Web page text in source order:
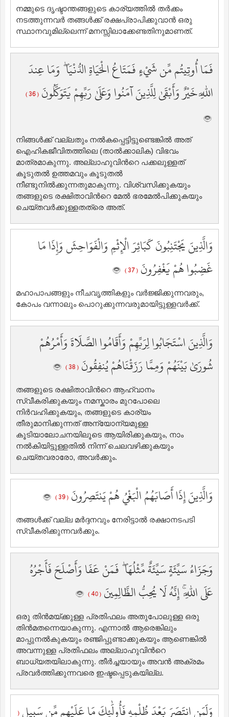
നമ്മുടെ ദൃഷ്ടാന്തങ്ങളുടെ കാര്യത്തില്‍ തര്‍ക്കം
നടത്തുന്നവര്‍ തങ്ങള്‍ക്ക് രക്ഷപ്രാപിക്കുവാന്‍ ഒരു
സ്ഥാനവുമില്ലെന്ന് മനസ്സിലാക്കേണ്ടതിനുമാണത്‌.
فَمَا أُوتِيتُم مِّن شَيْءٍ فَمَتَاعُ الْحَيَاةِ الدُّنْيَا ۖ وَمَا عِندَ
اللَّهِ خَيْرٌ وَأَبْقَىٰ لِلَّذِينَ آمَنُوا وَعَلَىٰ رَبِّهِمْ يَتَوَكَّلُونَ ( 36 )
നിങ്ങള്‍ക്ക് വല്ലതും നല്‍കപ്പെട്ടിട്ടുണ്ടെങ്കില്‍ അത്
ഐഹികജീവിതത്തിലെ (താല്‍ക്കാലിക) വിഭവം
മാത്രമാകുന്നു. അല്ലാഹുവിന്‍റെ പക്കലുള്ളത്
കൂടുതല്‍ ഉത്തമവും കൂടുതല്‍
നീണ്ടുനില്‍ക്കുന്നതുമാകുന്നു. വിശ്വസിക്കുകയും
തങ്ങളുടെ രക്ഷിതാവിന്‍റെ മേല്‍ ഭരമേല്‍പിക്കുകയും
ചെയ്തവര്‍ക്കുള്ളതത്രെ അത്‌.
وَالَّذِينَ يَجْتَنِبُونَ كَبَائِرَ الْإِثْمِ وَالْفَوَاحِشَ وَإِذَا مَا
غَضِبُوا هُمْ يَغْفِرُونَ ( 37 )
മഹാപാപങ്ങളും നീചവൃത്തികളും വര്‍ജ്ജിക്കുന്നവരും,
കോപം വന്നാലും പൊറുക്കുന്നവരുമായിട്ടുള്ളവര്‍ക്ക്‌.
وَالَّذِينَ اسْتَجَابُوا لِرَبِّهِمْ وَأَقَامُوا الصَّلَاةَ وَأَمْرُهُمْ
شُورَىٰ بَيْنَهُمْ وَمِمَّا رَزَقْنَاهُمْ يُنفِقُونَ ( 38 )
തങ്ങളുടെ രക്ഷിതാവിന്‍റെ ആഹ്വാനം
സ്വീകരിക്കുകയും നമസ്കാരം മുറപോലെ
നിര്‍വഹിക്കുകയും, തങ്ങളുടെ കാര്യം
തീരുമാനിക്കുന്നത് അന്യോന്യമുള്ള
കൂടിയാലോചനയിലൂടെ ആയിരിക്കുകയും, നാം
നല്‍കിയിട്ടുള്ളതില്‍ നിന്ന് ചെലവഴിക്കുകയും
ചെയ്തവരാരോ, അവര്‍ക്കും.
وَالَّذِينَ إِذَا أَصَابَهُمُ الْبَغْيُ هُمْ يَنتَصِرُونَ ( 39 )
തങ്ങള്‍ക്ക് വല്ല മര്‍ദ്ദനവും നേരിട്ടാല്‍ രക്ഷാനടപടി
സ്വീകരിക്കുന്നവര്‍ക്കും.
وَجَزَاءُ سَيِّئَةٍ سَيِّئَةٌ مِّثْلُهَا ۖ فَمَنْ عَفَا وَأَصْلَحَ فَأَجْرُهُ
عَلَى اللَّهِ ۚ إِنَّهُ لَا يُحِبُّ الظَّالِمِينَ ( 40 )
ഒരു തിന്‍മയ്ക്കുള്ള പ്രതിഫലം അതുപോലുള്ള ഒരു
തിന്‍മതന്നെയാകുന്നു. എന്നാല്‍ ആരെങ്കിലും
മാപ്പുനല്‍കുകയും രഞ്ജിപ്പുണ്ടാക്കുകയും ആണെങ്കില്‍
അവന്നുള്ള പ്രതിഫലം അല്ലാഹുവിന്‍റെ
ബാധ്യതയിലാകുന്നു. തീര്‍ച്ചയായും അവന്‍ അക്രമം
പ്രവര്‍ത്തിക്കുന്നവരെ ഇഷ്ടപ്പെടുകയില്ല.
وَلَمَنِ انتَصَرَ بَعْدَ ظُلْمِهِ فَأُولَٰئِكَ مَا عَلَيْهِم مِّن سَبِيلٍ (